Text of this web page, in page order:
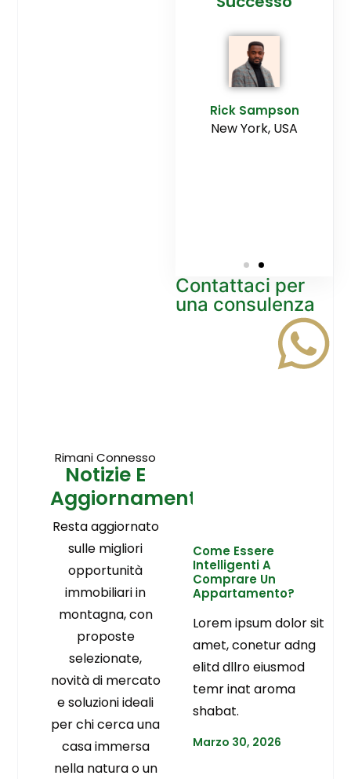
Rick Sampson
New York, USA
Contattaci per
una consulenza
Rimani Connesso
Notizie E
Aggiornamenti
Resta aggiornato
sulle migliori
opportunità
immobiliari in
montagna, con
proposte
selezionate,
novità di mercato
e soluzioni ideali
per chi cerca una
casa immersa
nella natura o un
Come Essere
Intelligenti A
Comprare Un
Appartamento?
Lorem ipsum dolor sit
amet, conetur adng
elitd dllro eiusmod
temr inat aroma
shabat.
Marzo 30, 2026